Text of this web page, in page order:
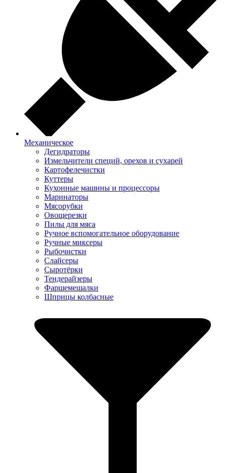
Механическое
Дегидраторы
Измельчители специй, орехов и сухарей
Картофелечистки
Куттеры
Кухонные машины и процессоры
Маринаторы
Мясорубки
Овощерезки
Пилы для мяса
Ручное вспомогательное оборудование
Ручные миксеры
Рыбочистки
Слайсеры
Сыротёрки
Тендерайзеры
Фаршемешалки
Шприцы колбасные